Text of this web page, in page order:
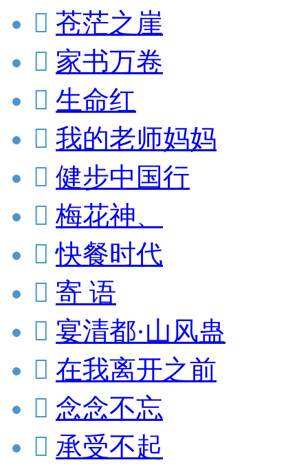
 苍茫之崖
 家书万卷
 生命红
 我的老师妈妈
 健步中国行
 梅花神、
 快餐时代
 寄 语
 宴清都·山风蛊
 在我离开之前
 念念不忘
 承受不起